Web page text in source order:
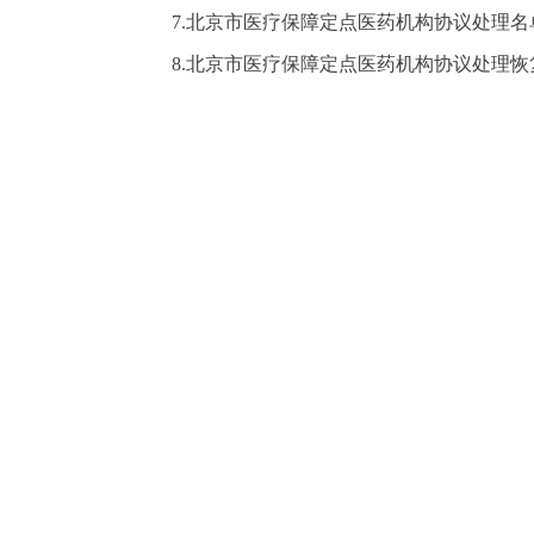
7.北京市医疗保障定点医药机构协议处理名
8.北京市医疗保障定点医药机构协议处理恢